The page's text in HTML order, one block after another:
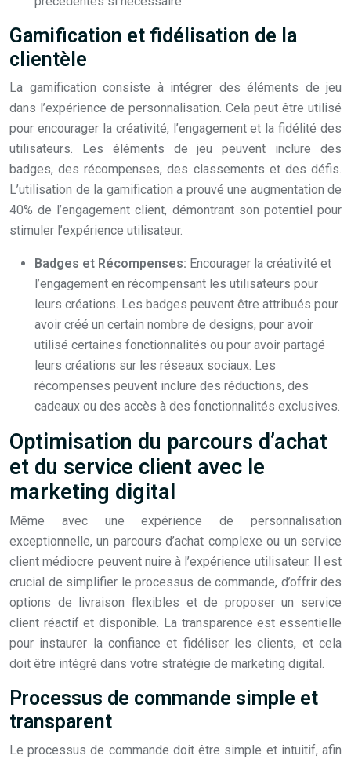
Gamification et fidélisation de la
clientèle
La gamification consiste à intégrer des éléments de jeu
dans l’expérience de personnalisation. Cela peut être utilisé
pour encourager la créativité, l’engagement et la fidélité des
utilisateurs. Les éléments de jeu peuvent inclure des
badges, des récompenses, des classements et des défis.
L’utilisation de la gamification a prouvé une augmentation de
40% de l’engagement client, démontrant son potentiel pour
stimuler l’expérience utilisateur.
Badges et Récompenses: Encourager la créativité et
l’engagement en récompensant les utilisateurs pour
leurs créations. Les badges peuvent être attribués pour
avoir créé un certain nombre de designs, pour avoir
utilisé certaines fonctionnalités ou pour avoir partagé
leurs créations sur les réseaux sociaux. Les
récompenses peuvent inclure des réductions, des
cadeaux ou des accès à des fonctionnalités exclusives.
Optimisation du parcours d’achat
et du service client avec le
marketing digital
Même avec une expérience de personnalisation
exceptionnelle, un parcours d’achat complexe ou un service
client médiocre peuvent nuire à l’expérience utilisateur. Il est
crucial de simplifier le processus de commande, d’offrir des
options de livraison flexibles et de proposer un service
client réactif et disponible. La transparence est essentielle
pour instaurer la confiance et fidéliser les clients, et cela
doit être intégré dans votre stratégie de marketing digital.
Processus de commande simple et
transparent
Le processus de commande doit être simple et intuitif, afin